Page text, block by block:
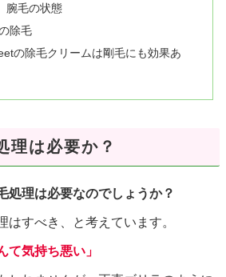
腕毛の状態
除毛
の除毛クリームは剛毛にも効果あ
理は必要か？
処理は必要なのでしょうか？
はすべき、と考えています。
て気持ち悪い」